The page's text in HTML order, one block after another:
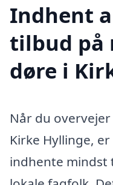
Indhent
tilbud på
døre i
Når du
Kirke Hyllinge,
indhente mindst